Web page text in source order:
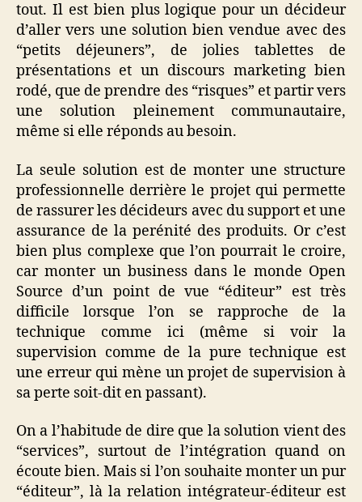
tout. Il est bien plus logique pour un décideur
d’aller vers une solution bien vendue avec des
“petits déjeuners”, de jolies tablettes de
présentations et un discours marketing bien
rodé, que de prendre des “risques” et partir vers
une solution pleinement communautaire,
même si elle réponds au besoin.
La seule solution est de monter une structure
professionnelle derrière le projet qui permette
de rassurer les décideurs avec du support et une
assurance de la perénité des produits. Or c’est
bien plus complexe que l’on pourrait le croire,
car monter un business dans le monde Open
Source d’un point de vue “éditeur” est très
difficile lorsque l’on se rapproche de la
technique comme ici (même si voir la
supervision comme de la pure technique est
une erreur qui mène un projet de supervision à
sa perte soit-dit en passant).
On a l’habitude de dire que la solution vient des
“services”, surtout de l’intégration quand on
écoute bien. Mais si l’on souhaite monter un pur
“éditeur”, là la relation intégrateur-éditeur est